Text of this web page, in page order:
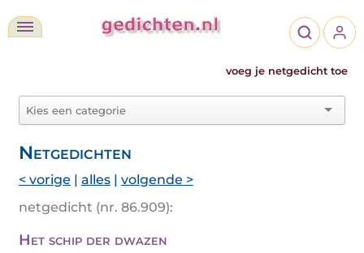
voeg je netgedicht toe
Netgedichten
< vorige | alles | volgende >
netgedicht (nr. 86.909):
Het schip der dwazen